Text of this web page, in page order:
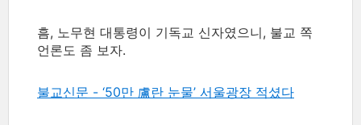
흠, 노무현 대통령이 기독교 신자였으니, 불교 쪽
언론도 좀 보자.
불교신문 - ‘50만 盧란 눈물’ 서울광장 적셨다